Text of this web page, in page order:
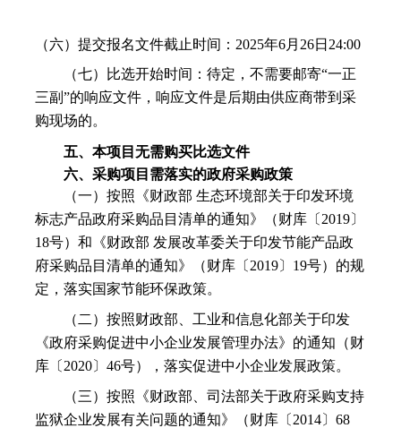
（六）提交报名文件截止时间： 2025年6月 26日 24:00
（七）比选开始时间：待定，不需要邮寄“一正
三副”的响应文件，响应文件是后期由供应商带到采
购现场的。
五、本项目无需购买比选文件
六、采购项目需落实的政府采购政策
（一）按照《财政部 生态环境部关于印发环境
标志产品政府采购品目清单的通知》（财库〔2019〕
18号）和《财政部 发展改革委关于印发节能产品政
府采购品目清单的通知》（财库〔2019〕19号）的规
定，落实国家节能环保政策。
（二）按照财政部、工业和信息化部关于印发
《政府采购促进中小企业发展管理办法》的通知（财
库〔2020〕46号），落实促进中小企业发展政策。
（三）按照《财政部、司法部关于政府采购支持
监狱企业发展有关问题的通知》（财库〔2014〕68